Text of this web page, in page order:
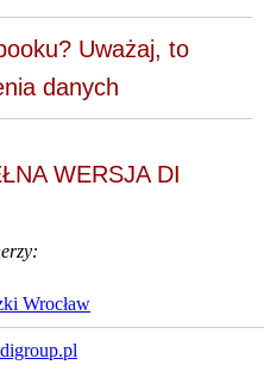
Uważaj, to
danych
WERSJA DI
Wrocław